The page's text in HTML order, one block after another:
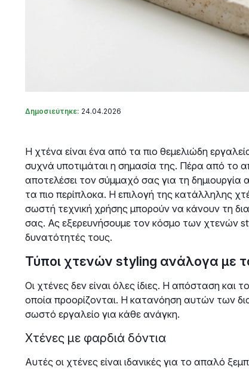
Δημοσιεύτηκε: 24.04.2026
Η χτένα είναι ένα από τα πιο θεμελιώδη
συχνά υποτιμάται η σημασία της. Πέρα από το
αποτελέσει τον σύμμαχό σας για τη
τα πιο περίπλοκα. Η επιλογή της κατάλληλης
σωστή τεχνική χρήσης μπορούν να κάνουν τη
σας. Ας εξερευνήσουμε τον κόσμο των χτενών
δυνατότητές τους.
Τύποι χτενών styling ανάλογα με
Οι χτένες δεν είναι όλες ίδιες. Η απόσταση
οποία προορίζονται. Η κατανόηση αυτών των
σωστό εργαλείο για κάθε ανάγκη.
Χτένες με φαρδιά δόντια
Αυτές οι χτένες είναι ιδανικές για το απαλό